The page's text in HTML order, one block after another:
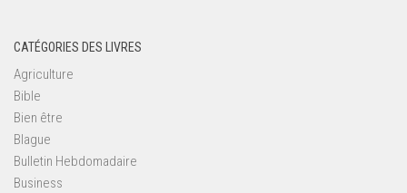
CATÉGORIES DES LIVRES
Agriculture
Bible
Bien être
Blague
Bulletin Hebdomadaire
Business